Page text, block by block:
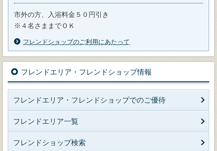
市外の方、入浴料金５０円引き
※４名さままでＯＫ
フレンドショップのご利用にあたって
フレンドエリア・フレンドショップ情報
フレンドエリア・フレンドショップでのご優待
フレンドエリア一覧
フレンドショップ検索